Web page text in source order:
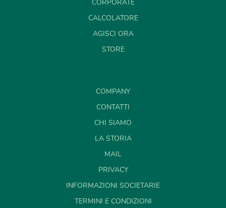
CORPORATE
CALCOLATORE
AGISCI ORA
STORE
COMPANY
CONTATTI
CHI SIAMO
LA STORIA
MAIL
PRIVACY
INFORMAZIONI SOCIETARIE
TERMINI E CONDIZIONI